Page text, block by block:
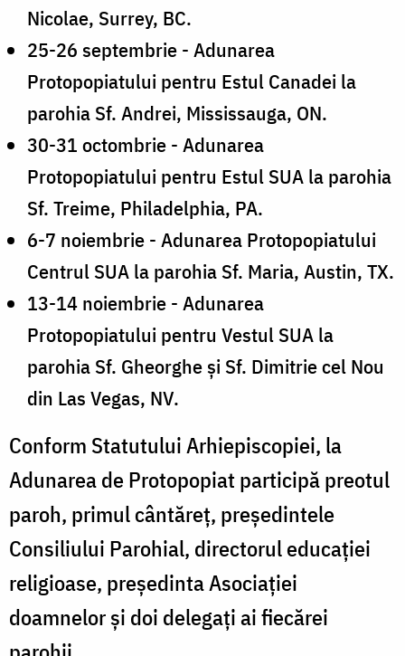
Nicolae, Surrey, BC.
25-26 septembrie - Adunarea
Protopopiatului pentru Estul Canadei la
parohia Sf. Andrei, Mississauga, ON.
30-31 octombrie - Adunarea
Protopopiatului pentru Estul SUA la parohia
Sf. Treime, Philadelphia, PA.
6-7 noiembrie - Adunarea Protopopiatului
Centrul SUA la parohia Sf. Maria, Austin, TX.
13-14 noiembrie - Adunarea
Protopopiatului pentru Vestul SUA la
parohia Sf. Gheorghe și Sf. Dimitrie cel Nou
din Las Vegas, NV.
Conform Statutului Arhiepiscopiei, la
Adunarea de Protopopiat participă preotul
paroh, primul cântăreț, președintele
Consiliului Parohial, directorul educației
religioase, președinta Asociației
doamnelor și doi delegați ai fiecărei